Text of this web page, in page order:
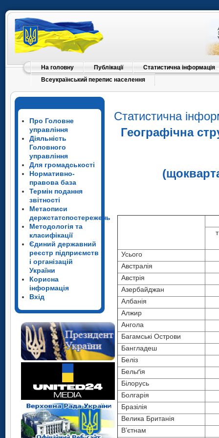
На головну Публікації
Статистична інформація
Всеукраїнський перепис населення
Про Головне
управління
Діяльність
Головного
управління
Для громадськості
Нормативно-
правова база
Термін подання
звітності
Метаописи
держстатспостережень
Методологія та
класифікації
Єдиний державний
реєстр підприємств
і організацій
України
Корисна
інформація
Вхід
Статистична
Географічна
Усього
Австралія
Австрія
Азербайджан
Албанія
Алжир
Ангола
Багамські Острови
Бангладеш
Беліз
Бельґія
Білорусь
Болгарія
Бразілія
Велика Британія
В’єтнам
Усього
Австралія
Австрія
Азербайджан
Албанія
Алжир
Ангола
Багамські Острови
Бангладеш
Беліз
Бельґія
Білорусь
Болгарія
Бразілія
Велика Британія
В’єтнам